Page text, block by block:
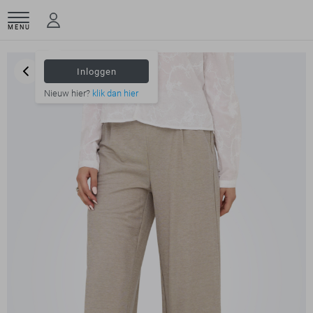
MENU
Inloggen
Nieuw hier? klik dan hier